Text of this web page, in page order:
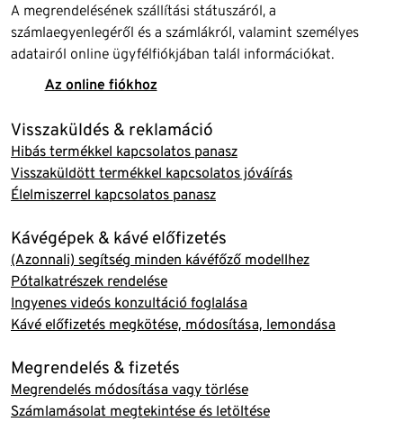
A megrendelésének szállítási státuszáról, a
számlaegyenlegéről és a számlákról, valamint személyes
adatairól online ügyfélfiókjában talál információkat.
Az online fiókhoz
Visszaküldés & reklamáció
Hibás termékkel kapcsolatos panasz
Visszaküldött termékkel kapcsolatos jóváírás
Élelmiszerrel kapcsolatos panasz
Kávégépek & kávé előfizetés
(Azonnali) segítség minden kávéfőző modellhez
Pótalkatrészek rendelése
Ingyenes videós konzultáció foglalása
Kávé előfizetés megkötése, módosítása, lemondása
Megrendelés & fizetés
Megrendelés módosítása vagy törlése
Számlamásolat megtekintése és letöltése